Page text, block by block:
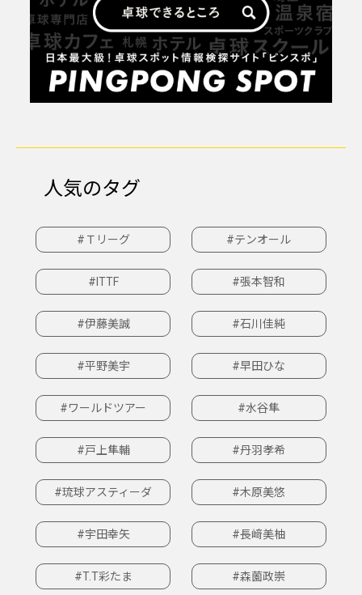
人気のタグ
#Ｔリーグ #テンオール
#ITTF #張本智和
#伊藤美誠 #石川佳純
#平野美宇 #早田ひな
#ワールドツアー #水谷隼
#戸上隼輔 #丹羽孝希
#琉球アスティーダ #木原美悠
#宇田幸矢 #長﨑美柚
#T.T彩たま #森薗政崇